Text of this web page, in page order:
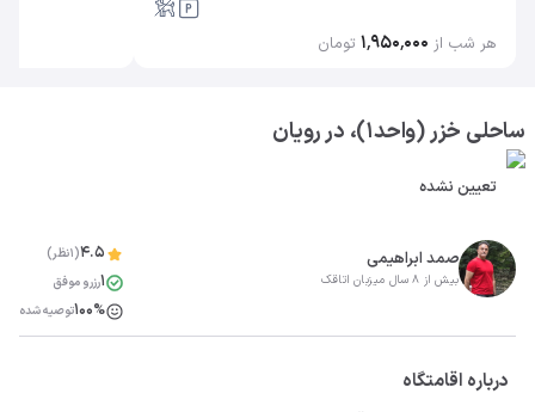
هر شب از ۱٬۹۵۰٬۰۰۰ تومان
ساحلی خزر (واحد1)، در رویان
تعیین نشده
صمد ابراهیمی
بیش از 8 سال میزبان اتاقک
4.5(1نظر)
1رزرو موفق
100%توصیه شده
درباره اقامتگاه